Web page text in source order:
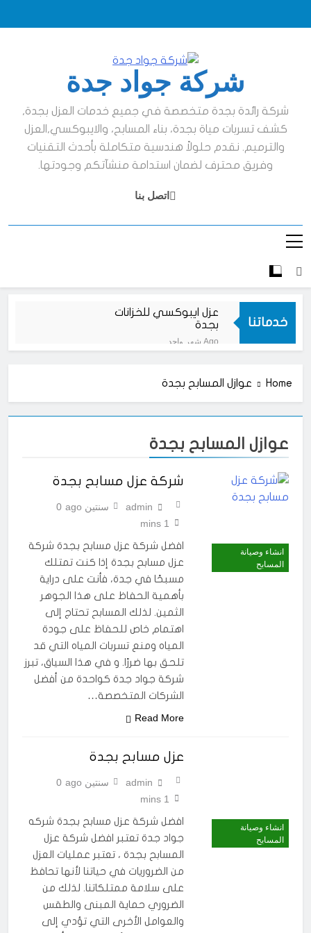
شركة جواد جدة
شركة رائدة بجدة متخصصة في جميع خدمات العزل بجدة,
كشف تسربات مياة بجدة، بناء المسابح، والايبوكسي,العزل
والترميم. نقدم حلولاً هندسية متكاملة بأحدث التقنيات
وفريق محترف لضمان استدامة منشآتكم وجودتها.
اتصل بنا
خدماتنا
عزل ايبوكسي للخزانات
بجدة
شهر واحد Ago
شهر واحد Ago
ضرورة عزل الخزانات بجدة
عزل خزانات بجدة
شهر واحد Ago
شركة عزل مسابح بجدة
عزل مسابح بجدة
عزل ايبوكسي خزانات
دهان ارضيات ايبوكسي
عزل ايبوكسي بجدة
عزل ارضيات ايبوكسي
Home عوازل المسابح بجدة
عوازل المسابح بجدة
انشاء وصيانة
المسابح
شركة عزل مسابح بجدة
admin سنتين ago
0
1 mins
افضل شركة عزل مسابح بجدة شركة
عزل مسابح بجدة إذا كنت تمتلك
مسبحًا في جدة، فأنت على دراية
بأهمية الحفاظ على هذا الجوهر
الثمين. لذلك المسابح تحتاج إلى
اهتمام خاص للحفاظ على جودة
المياه ومنع تسربات المياه التي قد
تلحق بها ضررًا. و في هذا السياق، تبرز
شركة جواد جدة كواحدة من أفضل
الشركات المتخصصة…
Read More
انشاء وصيانة
المسابح
عزل مسابح بجدة
admin سنتين ago
0
1 mins
افضل شركة عزل مسابح بجدة شركه
جواد جدة تعتبر افضل شركة عزل
المسابح بجدة ، تعتبر عمليات العزل
من الضروريات في حياتنا لأنها تحافظ
على سلامة ممتلكاتنا. لذلك من
الضروري حماية المبنى والطقس
والعوامل الأخرى التي تؤدي إلى